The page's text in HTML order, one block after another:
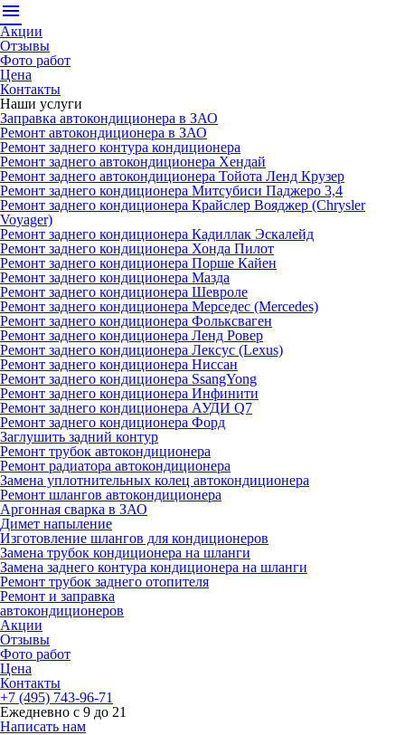
menu
Акции
Отзывы
Фото работ
Цена
Контакты
Наши услуги
Заправка автокондиционера в ЗАО
Ремонт автокондиционера в ЗАО
Ремонт заднего контура кондиционера
Ремонт заднего автокондиционера Хендай
Ремонт заднего автокондиционера Тойота Ленд Крузер
Ремонт заднего кондиционера Митсубиси Паджеро 3,4
Ремонт заднего кондиционера Крайслер Вояджер (Chrysler
Voyager)
Ремонт заднего кондиционера Кадиллак Эскалейд
Ремонт заднего кондиционера Хонда Пилот
Ремонт заднего кондиционера Порше Кайен
Ремонт заднего кондиционера Мазда
Ремонт заднего кондиционера Шевроле
Ремонт заднего кондиционера Мерседес (Mercedes)
Ремонт заднего кондиционера Фольксваген
Ремонт заднего кондиционера Ленд Ровер
Ремонт заднего кондиционера Лексус (Lexus)
Ремонт заднего кондиционера Ниссан
Ремонт заднего кондиционера SsangYong
Ремонт заднего кондиционера Инфинити
Ремонт заднего кондиционера АУДИ Q7
Ремонт заднего кондиционера Форд
Заглушить задний контур
Ремонт трубок автокондиционера
Ремонт радиатора автокондиционера
Замена уплотнительных колец автокондиционера
Ремонт шлангов автокондиционера
Аргонная сварка в ЗАО
Димет напыление
Изготовление шлангов для кондиционеров
Замена трубок кондиционера на шланги
Замена заднего контура кондиционера на шланги
Ремонт трубок заднего отопителя
Ремонт и заправка
автокондиционеров
Акции
Отзывы
Фото работ
Цена
Контакты
+7 (495) 743-96-71
Ежедневно с 9 до 21
Написать нам